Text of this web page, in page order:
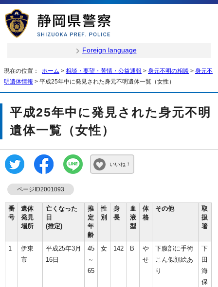
Foreign language
現在の位置： ホーム > 相談・要望・苦情・公益通報 > 身元不明の相談 > 身元不
明遺体情報 > 平成25年中に発見された身元不明遺体一覧（女性）
平成25年中に発見された身元不明
遺体一覧（女性）
いいね！
ページID2001093
番
号
遺体
発見
場所
亡くなった
日
(推定)
推
定
年
齢
性
別
身
長
血
液
型
体
格
その他
取
扱
署
1
伊東
市
平成25年3月
16日
45
～
65
女 142 B
や
せ
下腹部に手術
こん似顔絵あ
り
下
田
海
保